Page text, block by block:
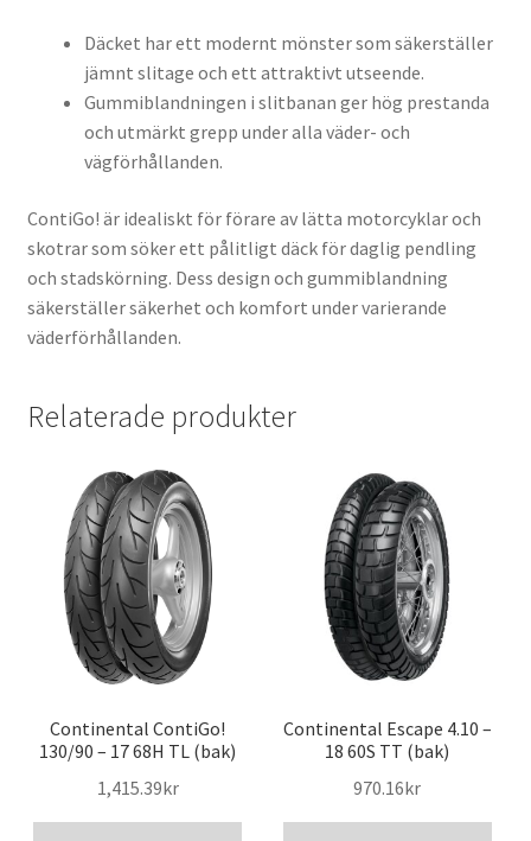
Däcket har ett modernt mönster som säkerställer
jämnt slitage och ett attraktivt utseende.
Gummiblandningen i slitbanan ger hög prestanda
och utmärkt grepp under alla väder- och
vägförhållanden.
ContiGo! är idealiskt för förare av lätta motorcyklar och
skotrar som söker ett pålitligt däck för daglig pendling
och stadskörning. Dess design och gummiblandning
säkerställer säkerhet och komfort under varierande
väderförhållanden.
Relaterade produkter
Continental ContiGo!
130/90 – 17 68H TL (bak)
1,415.39kr
Continental Escape 4.10 –
18 60S TT (bak)
970.16kr